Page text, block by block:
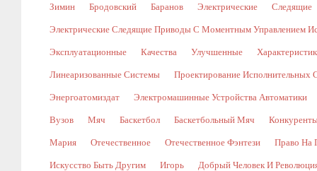
Зимин Бродовский Баранов Электрические Следящие
Электрические Следящие Приводы С Моментным Управлением
Эксплуатационные Качества Улучшенные
Линеаризованные Системы Проектирование Исполнительных
Энергоатомиздат Электромашинные Устройства Автоматики
Вузов Мяч Баскетбол Баскетбольный Мяч
Мария Отечественное Отечественное Фэнтези Право На
Искусство Быть Другим Игорь Добрый Человек И